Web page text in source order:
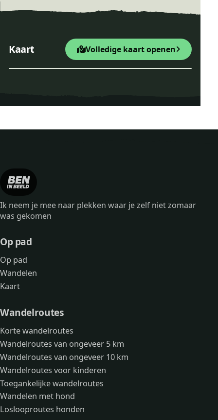
Kaart Volledige kaart openen
Wandelroute Mieren
Startpunt Wandelroute
×
−
Ik neem je mee naar plekken waar je zelf niet zomaar
was gekomen
Op pad
Op pad
Wandelen
Kaart
Wandelroutes
Korte wandelroutes
Wandelroutes van ongeveer 5 km
Wandelroutes van ongeveer 10 km
Wandelroutes voor kinderen
Toegankelijke wandelroutes
Wandelen met hond
Loslooproutes honden